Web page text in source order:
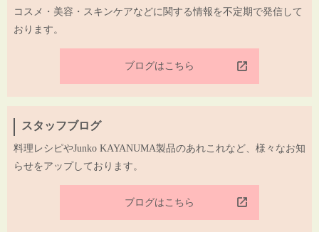
コスメ・美容・スキンケアなどに関する情報を不定期で発信して
おります。
ブログはこちら
スタッフブログ
料理レシピやJunko KAYANUMA製品のあれこれなど、様々なお知
らせをアップしております。
ブログはこちら